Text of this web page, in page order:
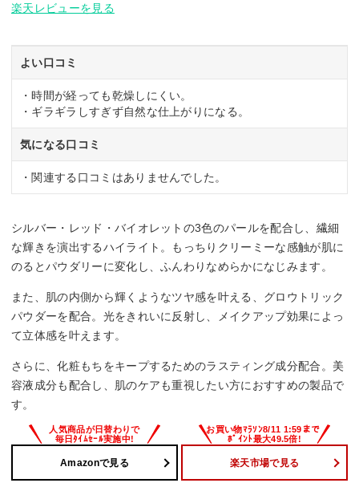
楽天レビューを見る
よい口コミ
・時間が経っても乾燥しにくい。
・ギラギラしすぎず自然な仕上がりになる。
気になる口コミ
・関連する口コミはありませんでした。
シルバー・レッド・バイオレットの3色のパールを配合し、繊細
な輝きを演出するハイライト。もっちりクリーミーな感触が肌に
のるとパウダリーに変化し、ふんわりなめらかになじみます。
また、肌の内側から輝くようなツヤ感を叶える、グロウトリック
パウダーを配合。光をきれいに反射し、メイクアップ効果によっ
て立体感を叶えます。
さらに、化粧もちをキープするためのラスティング成分配合。美
容液成分も配合し、肌のケアも重視したい方におすすめの製品で
す。
Amazonで見る 楽天市場で見る